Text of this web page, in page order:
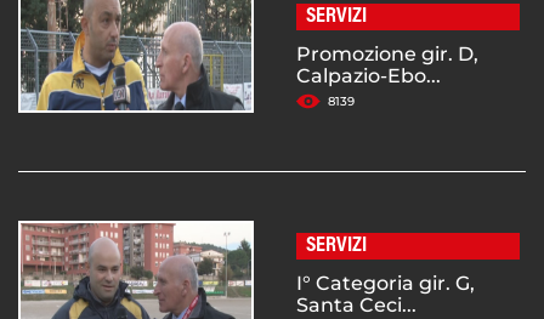
SERVIZI
Promozione gir. D,
Calpazio-Ebo...
8139
SERVIZI
I° Categoria gir. G,
Santa Ceci...